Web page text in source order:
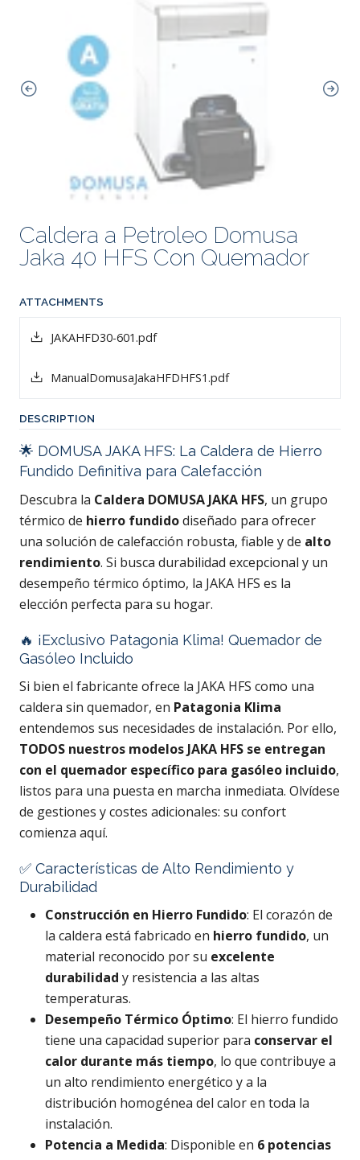
Caldera a Petroleo Domusa
Jaka 40 HFS Con Quemador
ATTACHMENTS
JAKAHFD30-601.pdf
ManualDomusaJakaHFDHFS1.pdf
DESCRIPTION
🌟 DOMUSA JAKA HFS: La Caldera de Hierro
Fundido Definitiva para Calefacción
Descubra la Caldera DOMUSA JAKA HFS, un grupo
térmico de hierro fundidodiseñado para ofrecer
una solución de calefacción robusta, fiable y de alto
rendimiento. Si busca durabilidad excepcional y un
desempeño térmico óptimo, la JAKA HFS es la
elección perfecta para su hogar.
🔥 ¡Exclusivo Patagonia Klima! Quemador de
Gasóleo Incluido
Si bien el fabricante ofrece la JAKA HFS como una
caldera sin quemador, en Patagonia Klima
entendemos sus necesidades de instalación. Por ello,
TODOS nuestros modelos JAKA HFS se entregan
con el quemador específico para gasóleo incluido,
listos para una puesta en marcha inmediata. Olvídese
de gestiones y costes adicionales: su confort
comienza aquí.
✅ Características de Alto Rendimiento y
Durabilidad
Construcción en Hierro Fundido: El corazón de
la caldera está fabricado en hierro fundido, un
material reconocido por su excelente
durabilidad y resistencia a las altas
temperaturas.
Desempeño Térmico Óptimo: El hierro fundido
tiene una capacidad superior para conservar el
calor durante más tiempo, lo que contribuye a
un alto rendimiento energético y a la
distribución homogénea del calor en toda la
instalación.
Potencia a Medida: Disponible en 6 potencias